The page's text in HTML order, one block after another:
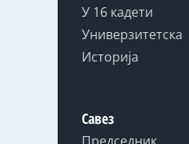
У 16 кадети
Универзитетска
Историја
Савез